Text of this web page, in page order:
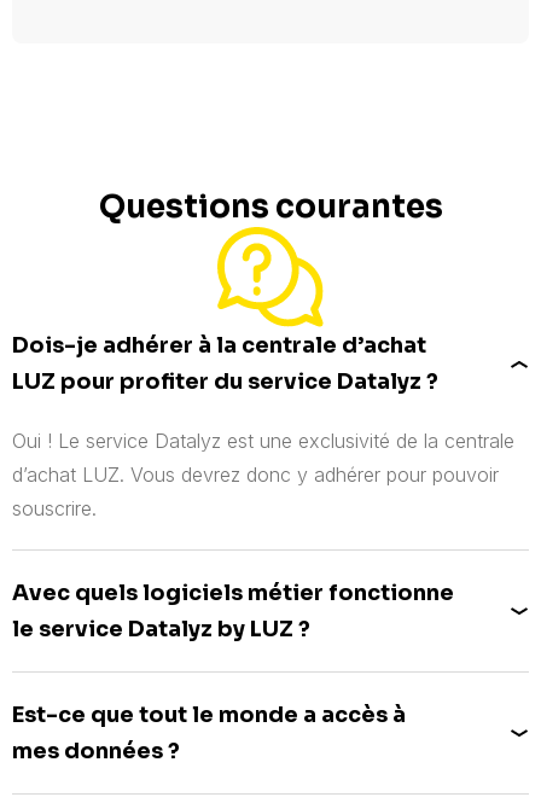
Questions courantes
Dois-je adhérer à la centrale d’achat
LUZ pour profiter du service Datalyz ?
Oui ! Le service Datalyz est une exclusivité de la centrale
d’achat LUZ. Vous devrez donc y adhérer pour pouvoir
souscrire.
Avec quels logiciels métier fonctionne
le service Datalyz by LUZ ?
métier Cosium, Optimum et MyEasyOptic.
Est-ce que tout le monde a accès à
mes données ?